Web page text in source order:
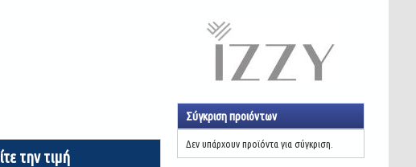
την τιμή
Σύγκριση προιόντων
Δεν υπάρχουν προϊόντα για σύγκριση.